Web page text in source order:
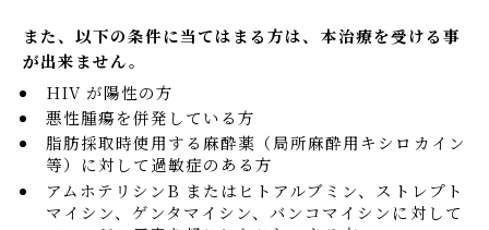
また、以下の条件に当てはまる方は、本治療を受ける事
が出来ません。
HIV が陽性の方
悪性腫瘍を併発している方
脂肪採取時使用する麻酔薬（局所麻酔用キシロカイン
等）に対して過敏症のある方
アムホテリシンB またはヒトアルブミン、ストレプト
マイシン、ゲンタマイシン、バンコマイシンに対して